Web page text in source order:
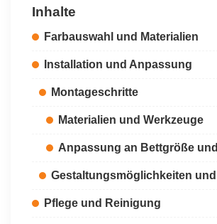
Inhalte
Farbauswahl und Materialien
Installation und Anpassung
Montageschritte
Materialien und Werkzeuge
Anpassung an Bettgröße
Gestaltungsmöglichkeiten
Pflege und Reinigung